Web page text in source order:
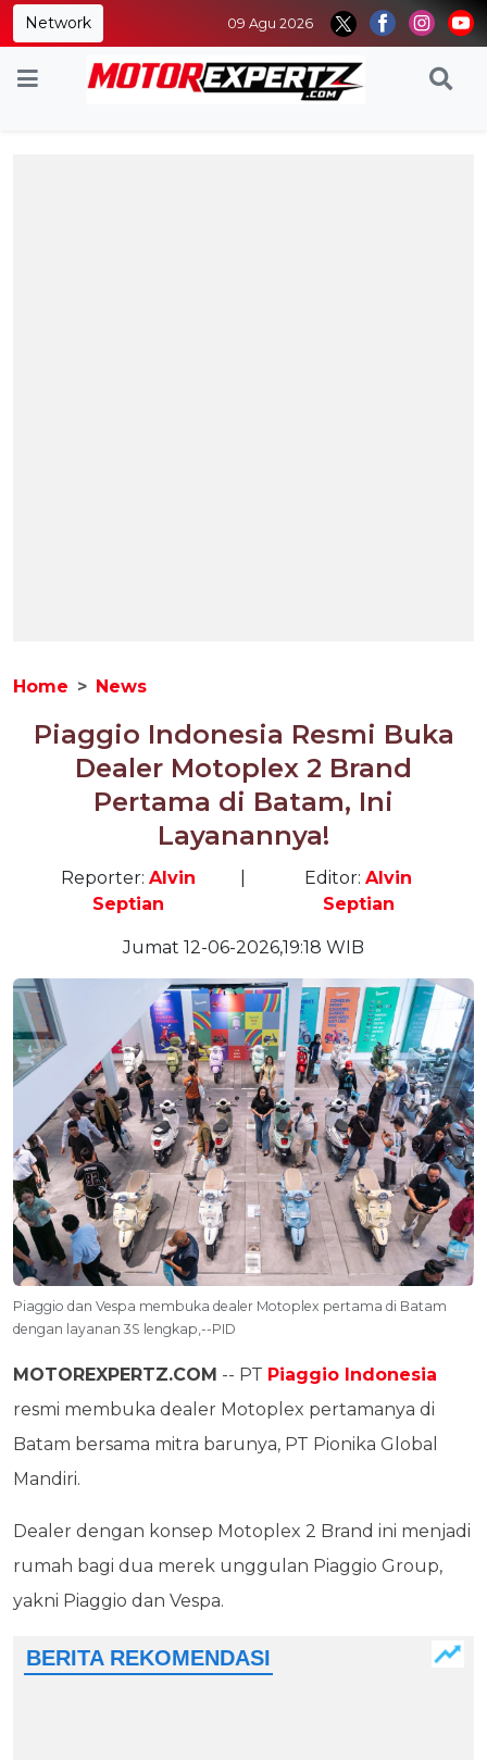
Network 09 Agu 2026
Home News
Piaggio Indonesia Resmi Buka
Dealer Motoplex 2 Brand
Pertama di Batam, Ini
Layanannya!
Reporter: Alvin
Septian
Editor:Alvin
Septian
Jumat 12-06-2026,19:18 WIB
Piaggio dan Vespa membuka dealer Motoplex pertama di Batam
dengan layanan 3S lengkap,--PID
MOTOREXPERTZ.COM -- PT Piaggio Indonesia
resmi membuka dealer Motoplex pertamanya di
Batam bersama mitra barunya, PT Pionika Global
Mandiri.
Dealer dengan konsep Motoplex 2 Brand ini menjadi
rumah bagi dua merek unggulan Piaggio Group,
yakni Piaggio dan Vespa.